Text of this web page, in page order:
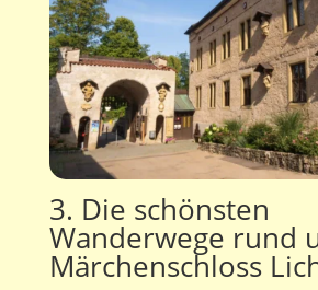
3. Die schönsten
Wanderwege rund
Märchenschloss